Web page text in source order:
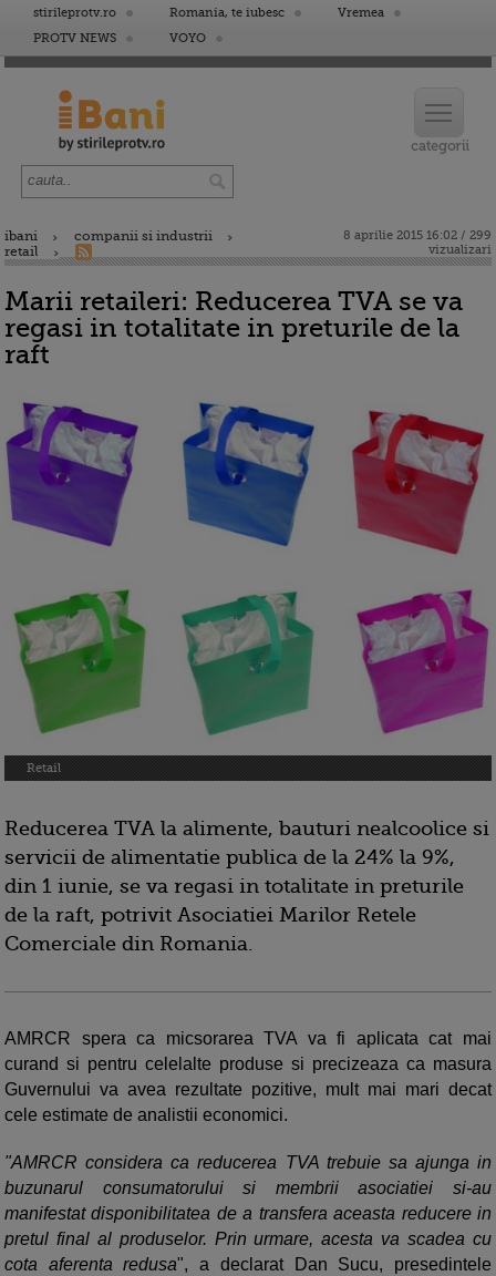
stirileprotv.ro Romania, te iubesc
Vremea
PROTV NEWS
VOYO
ibani
companii si industrii
retail
8 aprilie 2015 16:02 / 299
vizualizari
Marii retaileri: Reducerea TVA se va
regasi in totalitate in preturile de la
raft
Retail
Reducerea TVA la alimente, bauturi nealcoolice si
servicii de alimentatie publica de la 24% la 9%,
din 1 iunie, se va regasi in totalitate in preturile
de la raft, potrivit Asociatiei Marilor Retele
Comerciale din Romania.
AMRCR spera ca micsorarea TVA va fi aplicata cat mai
curand si pentru celelalte produse si precizeaza ca masura
Guvernului va avea rezultate pozitive, mult mai mari decat
cele estimate de analistii economici.
"AMRCR considera ca reducerea TVA trebuie sa ajunga in
buzunarul consumatorului si membrii asociatiei si-au
manifestat disponibilitatea de a transfera aceasta reducere in
pretul final al produselor. Prin urmare, acesta va scadea cu
cota aferenta redusa", a declarat Dan Sucu, presedintele